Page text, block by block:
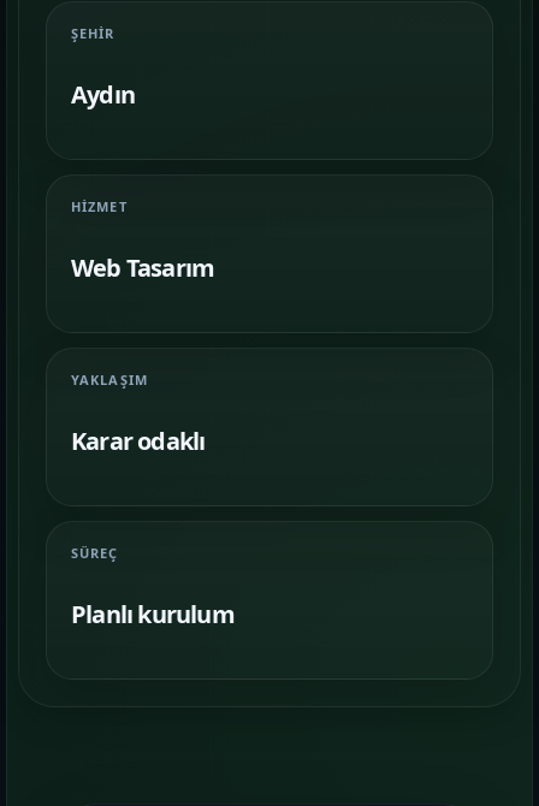
ŞEHIR
Aydın
HIZMET
Web Tasarım
YAKLAŞIM
Karar odaklı
SÜREÇ
Planlı kurulum